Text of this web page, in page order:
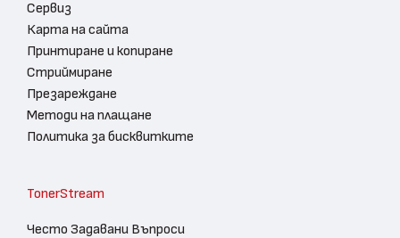
Сервиз
Карта на сайта
Принтиране и копиране
Стриймиране
Презареждане
Методи на плащане
Политика за бисквитките
TonerStream
Често Задавани Въпроси